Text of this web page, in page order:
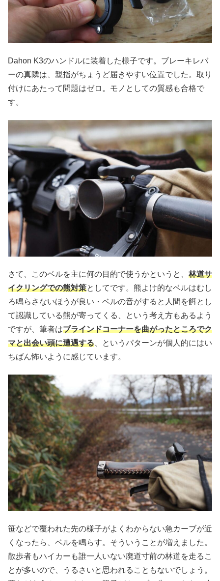
Dahon K3のハンドルに装着した様子です。ブレーキレバ
ーの真隣は、親指がちょうど届きやすい位置でした。取り
付けにあたって問題はゼロ。モノとしての質感も合格で
す。
さて、このベルを主に何の目的で使うかというと、 林道サ
イクリングでの熊対策としてです。熊よけ的なベルはむし
ろ鳴らさないほうが良い・ベルの音がすると人間を餌とし
て認識している熊が寄ってくる、という考え方もあるよう
ですが、筆者はブラインドコーナーを曲がったところでク
マと出会い頭に遭遇する 、というパターンが個人的にはい
ちばん怖いように感じています。
笹などで覆われた先の様子がよくわからない急カーブが近
くなったら、ベルを鳴らす。そういうことが増えました。
散歩者もハイカーも誰一人いない廃道寸前の林道を走るこ
とが多いので、うるさいと思われることもないでしょう。